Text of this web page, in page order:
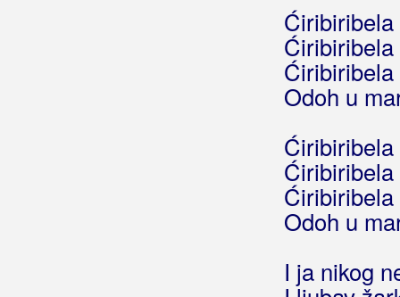
Odoh u
Odoh u
I ja nikog